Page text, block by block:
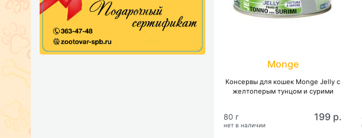
Monge
Консервы для кошек Monge Jelly с
желтоперым тунцом и сурими
нет в наличии
80 г 199 р.